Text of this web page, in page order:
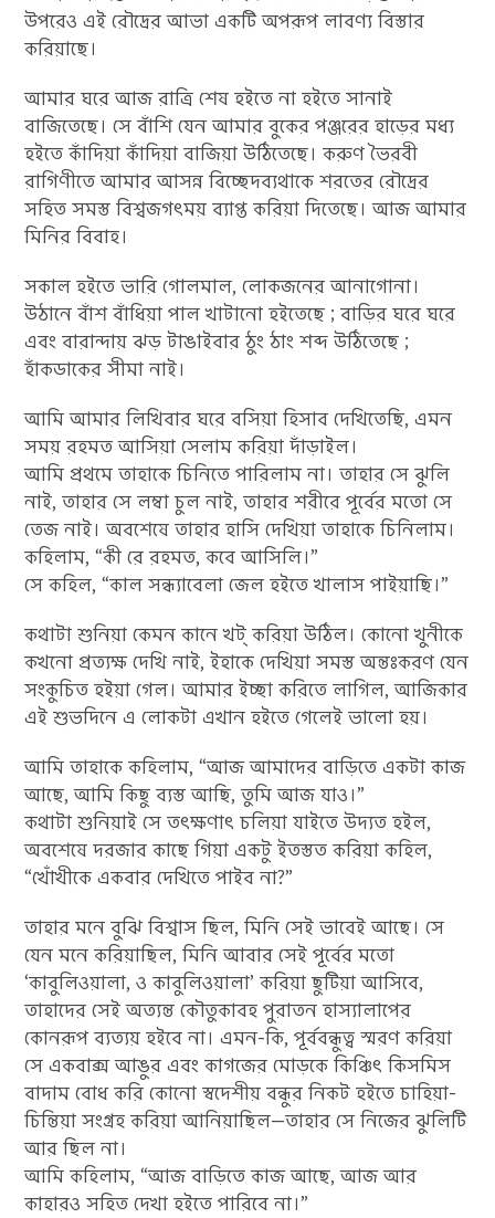
উপরেও এই রৌদ্রের আভা একটি অপরূপ লাবণ্য বিস্তার
করিয়াছে।
আমার ঘরে আজ রাত্রি শেষ হইতে না হইতে সানাই
বাজিতেছে। সে বাঁশি যেন আমার বুকের পঞ্জরের হাড়ের মধ্য
হইতে কাঁদিয়া কাঁদিয়া বাজিয়া উঠিতেছে। করুণ ভৈরবী
রাগিণীতে আমার আসন্ন বিচ্ছেদব্যথাকে শরতের রৌদ্রের
সহিত সমস্ত বিশ্বজগৎময় ব্যাপ্ত করিয়া দিতেছে। আজ আমার
মিনির বিবাহ।
সকাল হইতে ভারি গোলমাল, লোকজনের আনাগোনা।
উঠানে বাঁশ বাঁধিয়া পাল খাটানো হইতেছে ; বাড়ির ঘরে ঘরে
এবং বারান্দায় ঝড় টাঙাইবার ঠুং ঠাং শব্দ উঠিতেছে ;
হাঁকডাকের সীমা নাই।
আমি আমার লিখিবার ঘরে বসিয়া হিসাব দেখিতেছি, এমন
সময় রহমত আসিয়া সেলাম করিয়া দাঁড়াইল।
আমি প্রথমে তাহাকে চিনিতে পারিলাম না। তাহার সে ঝুলি
নাই, তাহার সে লম্বা চুল নাই, তাহার শরীরে পূর্বের মতো সে
তেজ নাই। অবশেষে তাহার হাসি দেখিয়া তাহাকে চিনিলাম।
কহিলাম, “কী রে রহমত, কবে আসিলি।”
সে কহিল, “কাল সন্ধ্যাবেলা জেল হইতে খালাস পাইয়াছি।”
কথাটা শুনিয়া কেমন কানে খট্‌ করিয়া উঠিল। কোনো খুনীকে
কখনো প্রত্যক্ষ দেখি নাই, ইহাকে দেখিয়া সমস্ত অন্তঃকরণ যেন
সংকুচিত হইয়া গেল। আমার ইচ্ছা করিতে লাগিল, আজিকার
এই শুভদিনে এ লোকটা এখান হইতে গেলেই ভালো হয়।
আমি তাহাকে কহিলাম, “আজ আমাদের বাড়িতে একটা কাজ
আছে, আমি কিছু ব্যস্ত আছি, তুমি আজ যাও।”
কথাটা শুনিয়াই সে তৎক্ষণাৎ চলিয়া যাইতে উদ্যত হইল,
অবশেষে দরজার কাছে গিয়া একটু ইতস্তত করিয়া কহিল,
“খোঁখীকে একবার দেখিতে পাইব না?”
তাহার মনে বুঝি বিশ্বাস ছিল, মিনি সেই ভাবেই আছে। সে
যেন মনে করিয়াছিল, মিনি আবার সেই পূর্বের মতো
‘কাবুলিওয়ালা, ও কাবুলিওয়ালা’ করিয়া ছুটিয়া আসিবে,
তাহাদের সেই অত্যন্ত কৌতুকাবহ পুরাতন হাস্যালাপের
কোনরূপ ব্যত্যয় হইবে না। এমন-কি, পূর্ববন্ধুত্ব স্মরণ করিয়া
সে একবাক্স আঙুর এবং কাগজের মোড়কে কিঞ্চিৎ কিসমিস
বাদাম বোধ করি কোনো স্বদেশীয় বন্ধুর নিকট হইতে চাহিয়া-
চিন্তিয়া সংগ্রহ করিয়া আনিয়াছিল—তাহার সে নিজের ঝুলিটি
আর ছিল না।
আমি কহিলাম, “আজ বাড়িতে কাজ আছে, আজ আর
কাহারও সহিত দেখা হইতে পারিবে না।”